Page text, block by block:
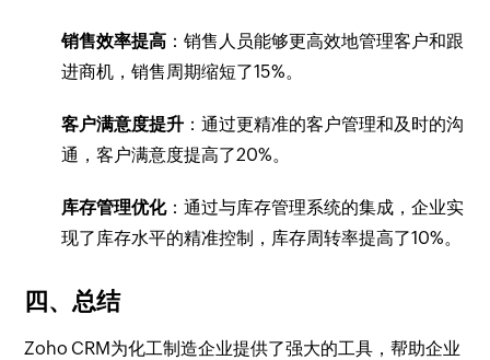
销售效率提高 ：销售人员能够更高效地管理客户和跟
进商机，销售周期缩短了15%。
客户满意度提升 ：通过更精准的客户管理和及时的沟
通，客户满意度提高了20%。
库存管理优化：通过与库存管理系统的集成，企业实
现了库存水平的精准控制，库存周转率提高了10%。
四、总结
Zoho CRM为化工制造企业提供了强大的工具，帮助企业